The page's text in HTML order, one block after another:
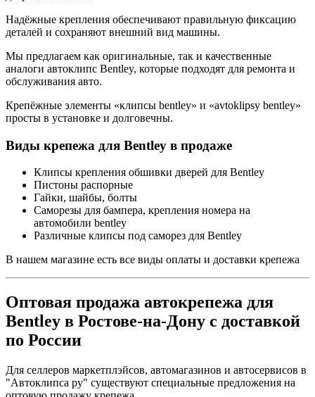
Надёжные крепления обеспечивают правильную фиксацию
деталей и сохраняют внешний вид машины.
Мы предлагаем как оригинальные, так и качественные
аналоги автоклипс Bentley, которые подходят для ремонта и
обслуживания авто.
Крепёжные элементы «клипсы bentley» и «avtoklipsy bentley»
просты в установке и долговечны.
Виды крепежа для Bentley в продаже
Клипсы крепления обшивки дверей для Bentley
Пистоны распорные
Гайки, шайбы, болты
Саморезы для бампера, крепления номера на
автомобили bentley
Различные клипсы под саморез для Bentley
В нашем магазине есть все виды оплаты и доставки крепежа
Оптовая продажа автокрепежа для
Bentley в Ростове-на-Дону с доставкой
по России
Для селлеров маркетплэйсов, автомагазинов и автосервисов в
"Автоклипса ру" существуют специальные предложения на